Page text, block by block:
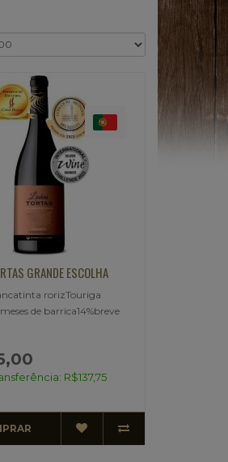
GRANDE ESCOLHA
rorizTouriga
de barrica14%breve
R$137,75